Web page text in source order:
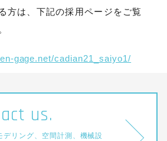
方は、下記の採用ページをご覧
gage.net/cadian21_saiyo1/
us.
デリング、空間計測、機械設